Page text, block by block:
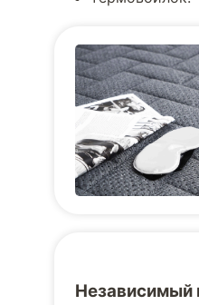
Независимый